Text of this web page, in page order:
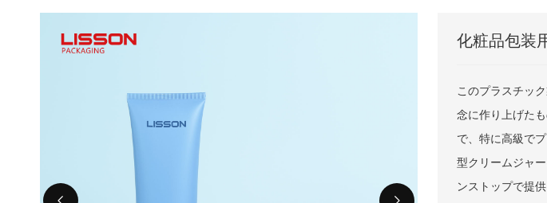
化粧品包装
このプラスチッ
念に作り上げた
で、特に高級で
型クリームジャ
ンストップで提供